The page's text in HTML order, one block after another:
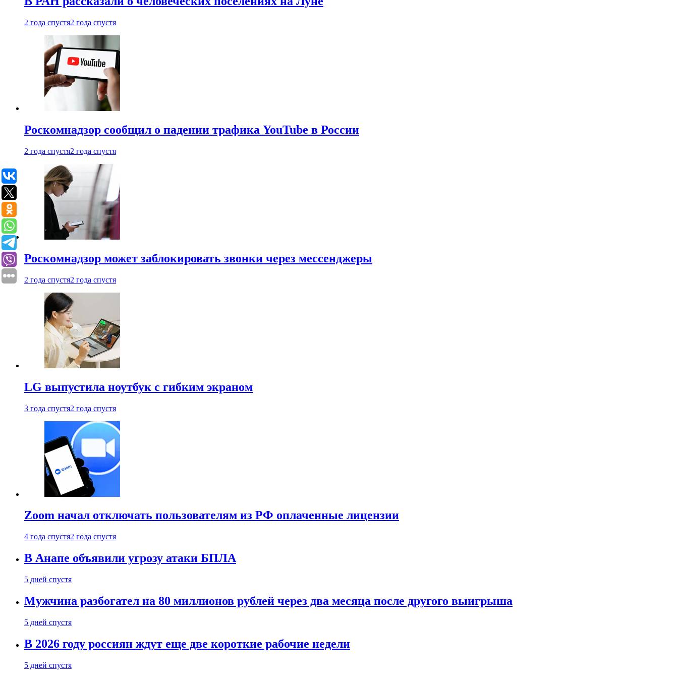
2 года спустя2 года спустя
Роскомнадзор сообщил о падении трафика YouTube в России
2 года спустя2 года спустя
Роскомнадзор может заблокировать звонки через мессенджеры
2 года спустя2 года спустя
LG выпустила ноутбук с гибким экраном
3 года спустя2 года спустя
Zoom начал отключать пользователям из РФ оплаченные лицензии
4 года спустя2 года спустя
В Анапе объявили угрозу атаки БПЛА
5 дней спустя
Мужчина разбогател на 80 миллионов рублей через два месяца после другого выигрыша
5 дней спустя
В 2026 году россиян ждут еще две короткие рабочие недели
5 дней спустя